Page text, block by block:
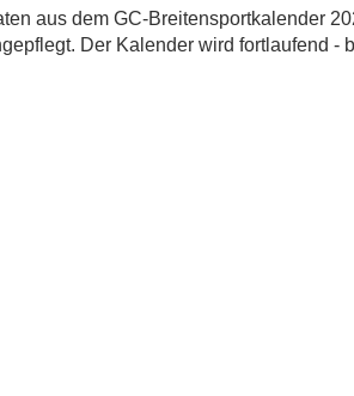
aus dem GC-Breitensportkalender
Der Kalender wird fortlaufend